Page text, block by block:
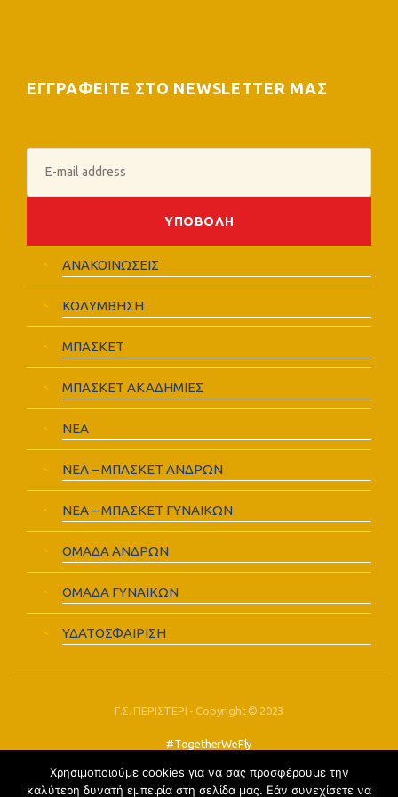
ΕΓΓΡΑΦΕΙΤΕ ΣΤΟ NEWSLETTER ΜΑΣ
ΑΝΑΚΟΙΝΩΣΕΙΣ
ΚΟΛΥΜΒΗΣΗ
ΜΠΑΣΚΕΤ
ΜΠΑΣΚΕΤ ΑΚΑΔΗΜΙΕΣ
ΝΕΑ
ΝΕΑ – ΜΠΑΣΚΕΤ ΑΝΔΡΩΝ
ΝΕΑ – ΜΠΑΣΚΕΤ ΓΥΝΑΙΚΩΝ
ΟΜΑΔΑ ΑΝΔΡΩΝ
ΟΜΑΔΑ ΓΥΝΑΙΚΩΝ
ΥΔΑΤΟΣΦΑΙΡΙΣΗ
Γ.Σ. ΠΕΡΙΣΤΕΡΙ - Copyright © 2023
#TogetherWeFly
FOLLOW US:
Χρησιμοποιούμε cookies για να σας προσφέρουμε την
καλύτερη δυνατή εμπειρία στη σελίδα μας. Εάν συνεχίσετε να